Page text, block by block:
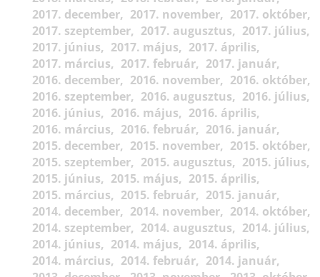
2017. december
2017. november
2017. október
2017. szeptember
2017. augusztus
2017. július
2017. június
2017. május
2017. április
2017. március
2017. február
2017. január
2016. december
2016. november
2016. október
2016. szeptember
2016. augusztus
2016. július
2016. június
2016. május
2016. április
2016. március
2016. február
2016. január
2015. december
2015. november
2015. október
2015. szeptember
2015. augusztus
2015. július
2015. június
2015. május
2015. április
2015. március
2015. február
2015. január
2014. december
2014. november
2014. október
2014. szeptember
2014. augusztus
2014. július
2014. június
2014. május
2014. április
2014. március
2014. február
2014. január